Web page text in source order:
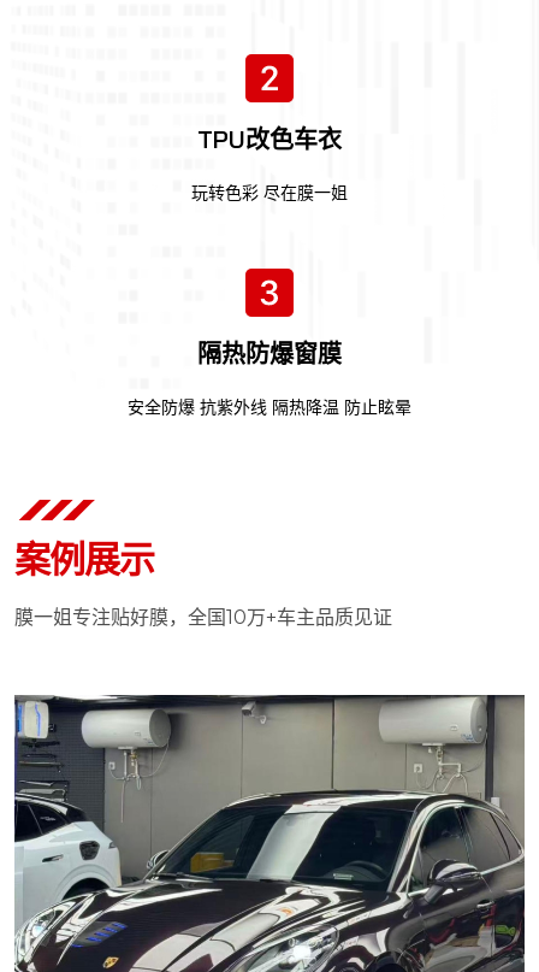
TPU改色车衣
玩转色彩 尽在膜一姐
隔热防爆窗膜
安全防爆 抗紫外线 隔热降温 防止眩晕
案例展示
膜一姐专注贴好膜，全国10万+车主品质见证
暂无